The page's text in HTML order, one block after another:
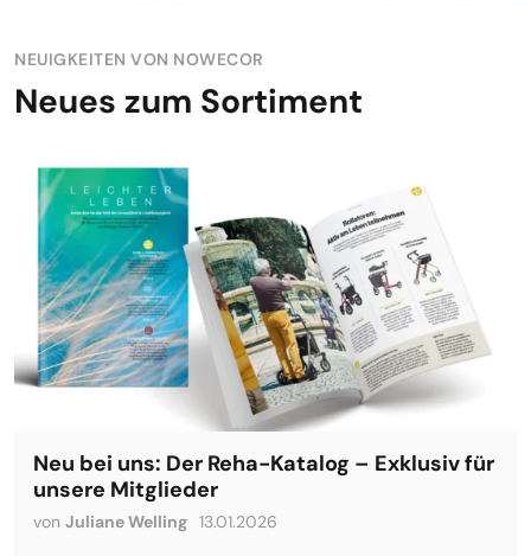
NEUIGKEITEN VON NOWECOR
Neues zum Sortiment
Neu bei uns: Der Reha-Katalog – Exklusiv für
unsere Mitglieder
von Juliane Welling 13.01.2026